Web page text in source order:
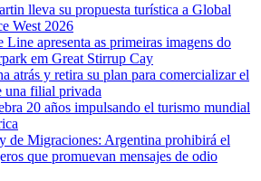
lleva su propuesta turística a Global
West 2026
apresenta as primeiras imagens do
em Great Stirrup Cay
atrás y retira su plan para comercializar el
una filial privada
20 años impulsando el turismo mundial
de Migraciones: Argentina prohibirá el
que promuevan mensajes de odio